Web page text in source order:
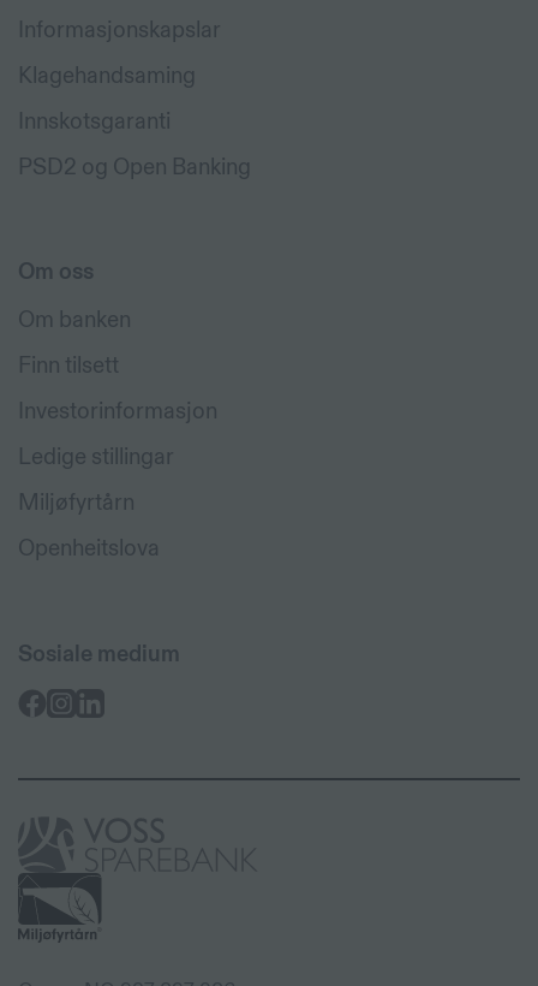
Informasjonskapslar
Klagehandsaming
Innskotsgaranti
PSD2 og Open Banking
Om oss
Om banken
Finn tilsett
Investorinformasjon
Ledige stillingar
Miljøfyrtårn
Openheitslova
Sosiale medium
Sparebank